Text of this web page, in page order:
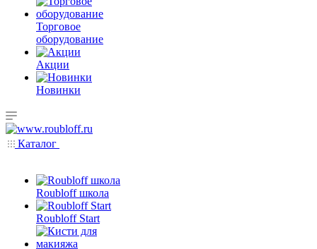
Торговое
оборудование
Акции
Новинки
Каталог
Roubloff школа
Roubloff Start